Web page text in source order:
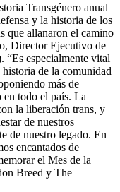
Transgénero anual
y la historia de los
que allanaron el camino
Director Ejecutivo de
especialmente vital
de la comunidad
más de
en todo el país. La
la liberación trans, y
de nuestros
de nuestro legado. En
encantados de
el Mes de la
Breed y The